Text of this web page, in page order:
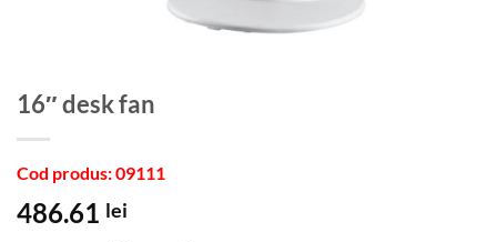
16″ desk fan
Cod produs: 09111
486.61 lei